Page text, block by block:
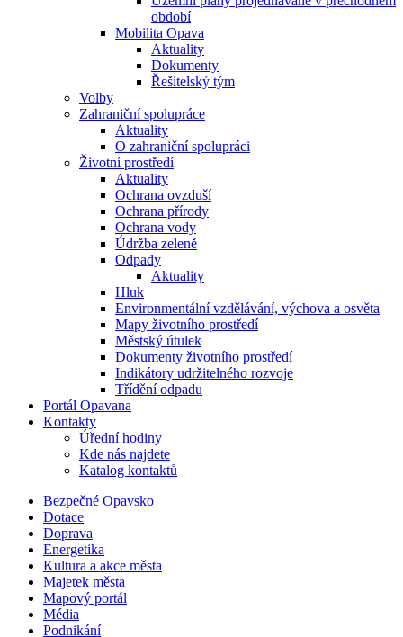
období
Mobilita Opava
Aktuality
Dokumenty
Řešitelský tým
Volby
Zahraniční spolupráce
Aktuality
O zahraniční spolupráci
Životní prostředí
Aktuality
Ochrana ovzduší
Ochrana přírody
Ochrana vody
Údržba zeleně
Odpady
Aktuality
Hluk
Environmentální vzdělávání, výchova a osvěta
Mapy životního prostředí
Městský útulek
Dokumenty životního prostředí
Indikátory udržitelného rozvoje
Třídění odpadu
Portál Opavana
Kontakty
Úřední hodiny
Kde nás najdete
Katalog kontaktů
Bezpečné Opavsko
Dotace
Doprava
Energetika
Kultura a akce města
Majetek města
Mapový portál
Média
Podnikání